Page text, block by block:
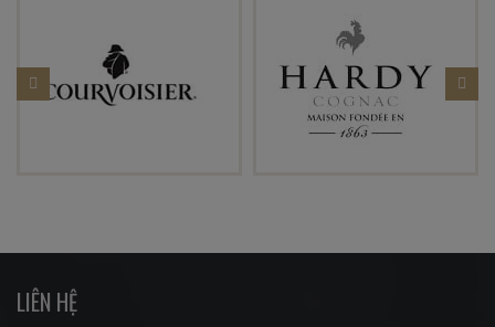
LIÊN HỆ